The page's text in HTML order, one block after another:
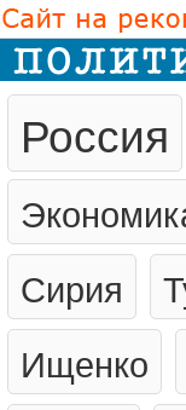
Россия
Сирия
Ищенко